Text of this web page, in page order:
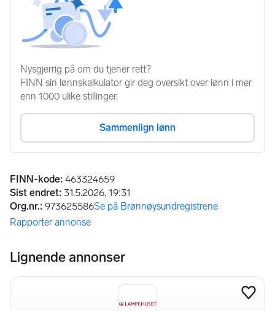
Annonseinformasjon
FINN-kode: 463324659
Sist endret: 31.5.2026, 19:31
Org.nr.: 973625586Se på Brønnøysundregistrene
(åpnes i ny fane)
Rapporter annonse